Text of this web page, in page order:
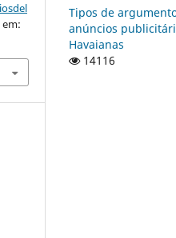
em:
Tipos de
anúncios
Havaianas
14116